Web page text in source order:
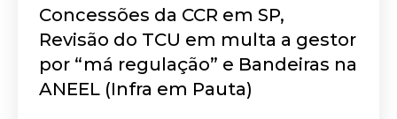
Concessões da CCR em SP,
Revisão do TCU em multa a gestor
por “má regulação” e Bandeiras na
ANEEL (Infra em Pauta)